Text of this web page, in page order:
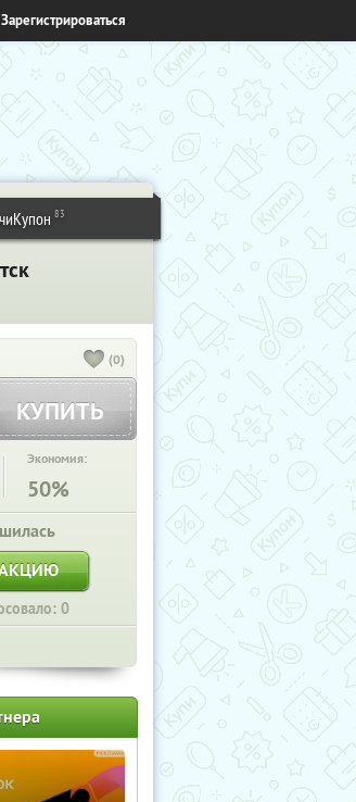
Зарегистрироваться
83
(0)
КУПИТЬ
Экономия:
50%
0